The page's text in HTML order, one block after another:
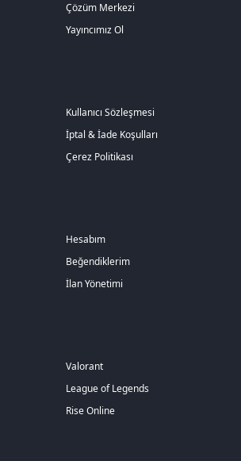
Çözüm Merkezi
Yayıncımız Ol
Kullanıcı Sözleşmesi
İptal & İade Koşulları
Çerez Politikası
Hesabım
Beğendiklerim
İlan Yönetimi
Valorant
League of Legends
Rise Online